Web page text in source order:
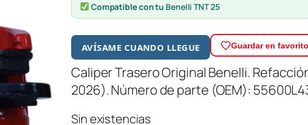
Compatible con tu Benelli TNT 25
AVÍSAME CUANDO LLEGUE Guardar en
Caliper Trasero Original Benelli.
2026). Número de parte (OEM):
Sin existencias